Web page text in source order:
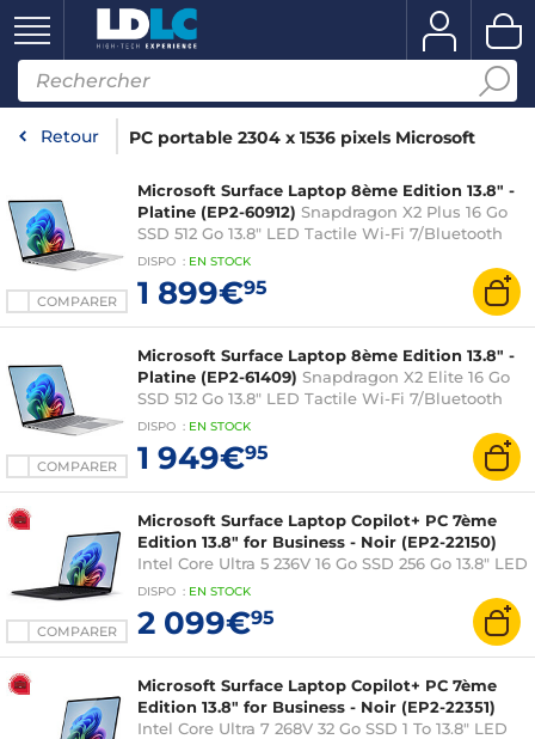
Retour PC portable 2304 x 1536 pixels Microsoft
COMPARER
Microsoft Surface Laptop 8ème Edition 13.8" -
Platine (EP2-60912) Snapdragon X2 Plus 16 Go
SSD 512 Go 13.8" LED Tactile Wi-Fi 7/Bluetooth
Webcam Windows 11 Famille
DISPO : EN STOCK
1 899€95
COMPARER
Microsoft Surface Laptop 8ème Edition 13.8" -
Platine (EP2-61409) Snapdragon X2 Elite 16 Go
SSD 512 Go 13.8" LED Tactile Wi-Fi 7/Bluetooth
Webcam Windows 11 Famille
DISPO : EN STOCK
1 949€95
COMPARER
Microsoft Surface Laptop Copilot+ PC 7ème
Edition 13.8" for Business - Noir (EP2-22150)
Intel Core Ultra 5 236V 16 Go SSD 256 Go 13.8" LED
Tactile Wi-Fi 7/Bluetooth Webcam Windows 11
DISPO : EN STOCK
2 099€95
Microsoft Surface Laptop Copilot+ PC 7ème
Edition 13.8" for Business - Noir (EP2-22351)
Intel Core Ultra 7 268V 32 Go SSD 1 To 13.8" LED